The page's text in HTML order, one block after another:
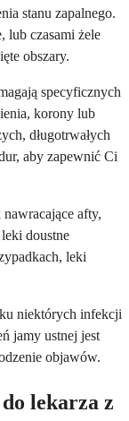
stanu zapalnego.
lub czasami żele
obszary.
specyficznych
korony lub
długotrwałych
aby zapewnić Ci
afty,
doustne
leki
niektórych infekcji
jamy ustnej jest
objawów.
lekarza z